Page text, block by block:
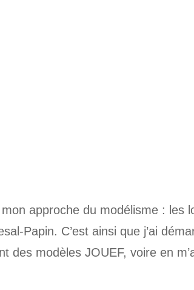
approche du modélisme : les
Papin. C’est ainsi que j’ai
des modèles JOUEF, voire en